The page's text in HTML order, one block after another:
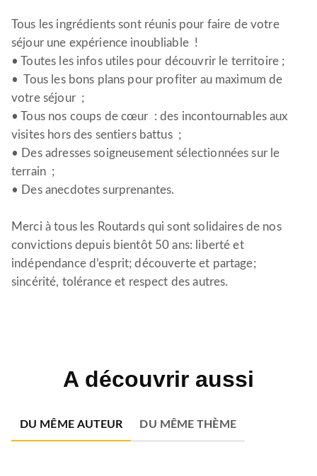
Tous les ingrédients sont réunis pour faire de votre
séjour une expérience inoubliable !
• Toutes les infos utiles pour découvrir le territoire ;
• Tous les bons plans pour profiter au maximum de
votre séjour ;
• Tous nos coups de cœur : des incontournables aux
visites hors des sentiers battus ;
• Des adresses soigneusement sélectionnées sur le
terrain ;
• Des anecdotes surprenantes.
Merci à tous les Routards qui sont solidaires de nos
convictions depuis bientôt 50 ans: liberté et
indépendance d’esprit; découverte et partage;
sincérité, tolérance et respect des autres.
A découvrir aussi
DU MÊME AUTEUR DU MÊME THÈME